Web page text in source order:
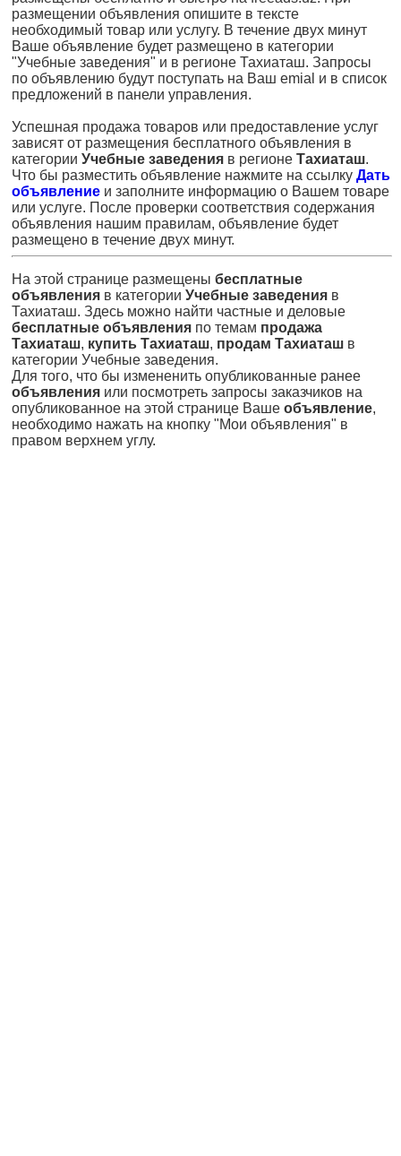
размещении объявления опишите в тексте
необходимый товар или услугу. В течение двух минут
Ваше объявление будет размещено в категории
"Учебные заведения" и в регионе Тахиаташ. Запросы
по объявлению будут поступать на Ваш emial и в список
предложений в панели управления.
Успешная продажа товаров или предоставление услуг
зависят от размещения бесплатного объявления в
категории Учебные заведения в регионе Тахиаташ.
Что бы разместить объявление нажмите на ссылку Дать
объявление и заполните информацию о Вашем товаре
или услуге. После проверки соответствия содержания
объявления нашим правилам, объявление будет
размещено в течение двух минут.
На этой странице размещены бесплатные
объявления в категории Учебные заведения в
Тахиаташ. Здесь можно найти частные и деловые
бесплатные объявления по темам продажа
Тахиаташ, купить Тахиаташ, продам Тахиаташ в
категории Учебные заведения.
Для того, что бы измененить опубликованные ранее
объявления или посмотреть запросы заказчиков на
опубликованное на этой странице Ваше объявление,
необходимо нажать на кнопку "Мои объявления" в
правом верхнем углу.